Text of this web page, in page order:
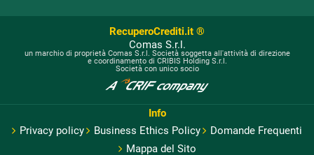
RecuperoCrediti.it ®
Comas S.r.l.
un marchio di proprietà Comas S.r.l. Società soggetta all'attività di direzione
e coordinamento di CRIBIS Holding S.r.l.
Società con unico socio
Info
Privacy policy
Business Ethics Policy
Domande Frequenti
Mappa del Sito